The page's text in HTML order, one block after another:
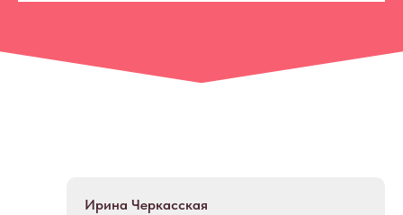
Ирина Черкасская